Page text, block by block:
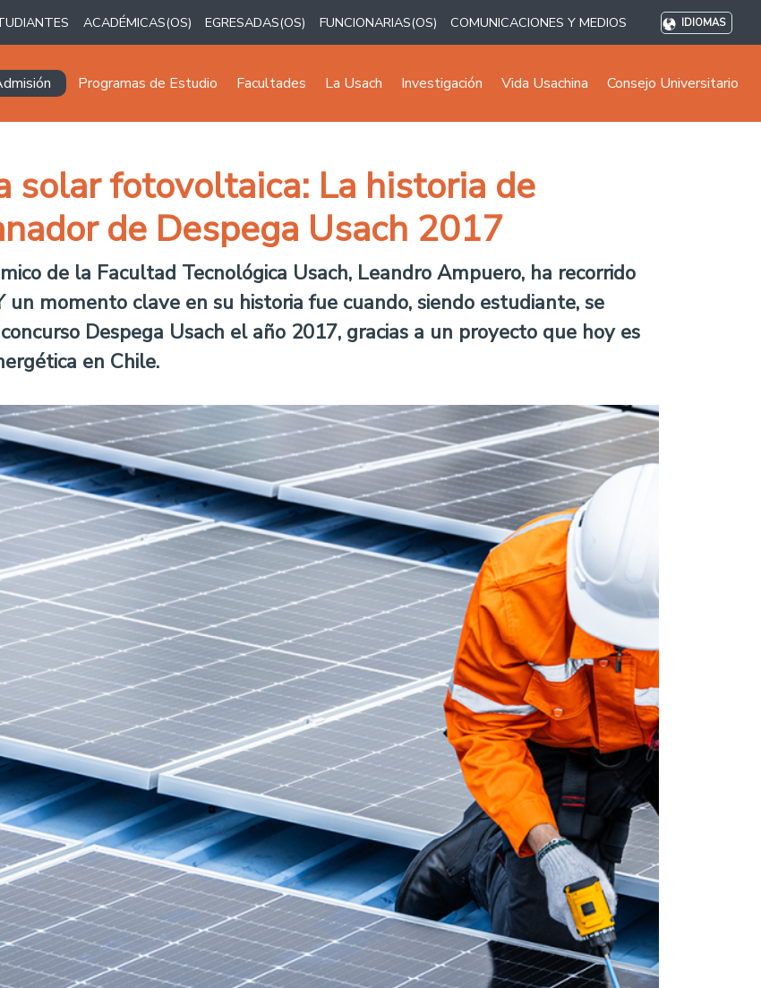
ACADÉMICAS(OS) EGRESADAS(OS) FUNCIONARIAS(OS) COMUNICACIONES Y MEDIOS IDIOMAS
principal
Programas de Estudio Facultades La Usach Investigación Vida Usachina Consejo Universitario
solar fotovoltaica: La historia de
de Despega Usach 2017
de la Facultad Tecnológica Usach, Leandro Ampuero, ha recorrido
momento clave en su historia fue cuando, siendo estudiante, se
Despega Usach el año 2017, gracias a un proyecto que hoy es
en Chile.